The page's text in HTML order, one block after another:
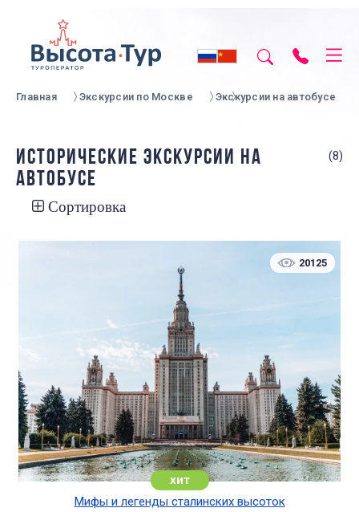
Главная Экскурсии по Москве Экскурсии на автобусе
ИСТОРИЧЕСКИЕ ЭКСКУРСИИ НА
АВТОБУСЕ
(8)
Сортировка
20125
хит
Мифы и легенды сталинских высоток